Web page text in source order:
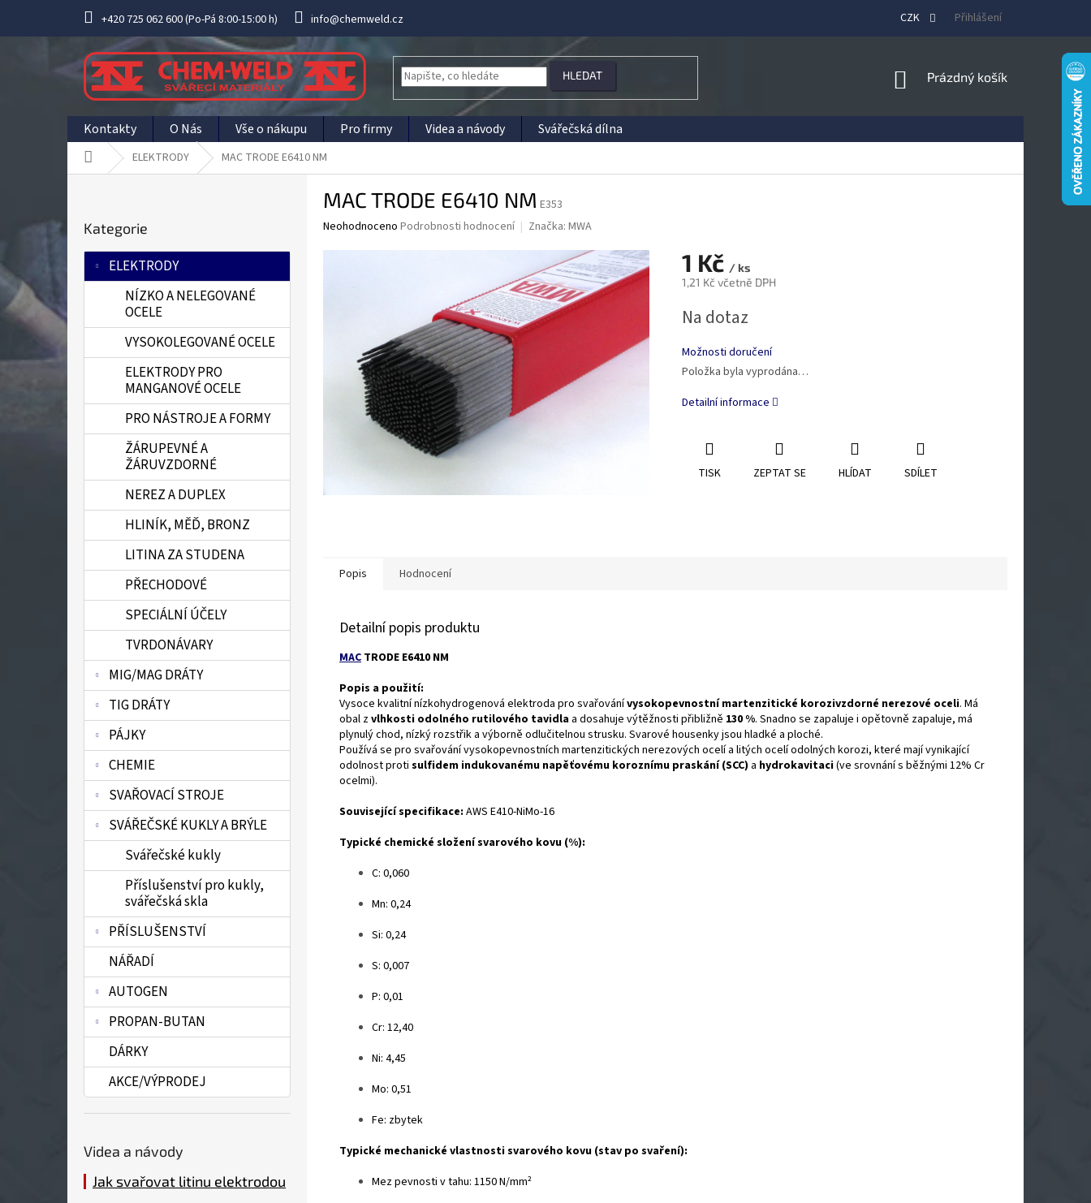
obsah
+420 725 062 600 (Po-Pá 8:00-15:00 h) info@chemweld.cz CZK Přihlášení
HLEDAT
NÁKUPNÍ
Prázdný košík
Kontakty O Nás Vše o nákupu Pro firmy Videa a návody Svářečská dílna
Domů ELEKTRODY MAC TRODE E6410 NM
t
í
kategorie
Kategorie
ELEKTRODY
NÍZKO A NELEGOVANÉ
OCELE
VYSOKOLEGOVANÉ OCELE
ELEKTRODY PRO
MANGANOVÉ OCELE
PRO NÁSTROJE A FORMY
ŽÁRUPEVNÉ A
ŽÁRUVZDORNÉ
NEREZ A DUPLEX
HLINÍK, MĚĎ, BRONZ
LITINA ZA STUDENA
PŘECHODOVÉ
SPECIÁLNÍ ÚČELY
TVRDONÁVARY
MIG/MAG DRÁTY
TIG DRÁTY
PÁJKY
CHEMIE
SVAŘOVACÍ STROJE
SVÁŘEČSKÉ KUKLY A BRÝLE
Svářečské kukly
Příslušenství pro kukly,
svářečská skla
PŘÍSLUŠENSTVÍ
NÁŘADÍ
AUTOGEN
PROPAN-BUTAN
DÁRKY
AKCE/VÝPRODEJ
Videa a návody
Jak svařovat litinu elektrodou
MAC TRODE E6410 NM E353
Průměrné
Neohodnoceno Podrobnosti hodnocení Značka: MWA
1 Kč / ks
1,21 Kč včetně DPH
cena:
Na dotaz
Možnosti doručení
Položka byla vyprodána…
Detailní informace
TISK ZEPTAT SE HLÍDAT SDÍLET
Popis Hodnocení
Detailní popis produktu
MAC TRODE E6410 NM
Popis a použití:
Vysoce kvalitní nízkohydrogenová elektroda pro svařovánívysokopevnostní martenzitické korozivzdorné nerezové oceli. Má
obal zvlhkosti odolného rutilového tavidla a dosahuje výtěžnosti přibližně 130 %. Snadno se zapaluje i opětovně zapaluje, má
plynulý chod, nízký rozstřik a výborně odlučitelnou strusku. Svarové housenky jsou hladké a ploché.
Používá se pro svařování vysokopevnostních martenzitických nerezových ocelí a litých ocelí odolných korozi, které mají vynikající
odolnost proti sulfidem indukovanému napěťovému koroznímu praskání (SCC) a hydrokavitaci(ve srovnání s běžnými 12% Cr
ocelmi).
Související specifikace: AWS E410-NiMo-16
Typické chemické složení svarového kovu (%):
C: 0,060
Mn: 0,24
Si: 0,24
S: 0,007
P: 0,01
Cr: 12,40
Ni: 4,45
Mo: 0,51
Fe: zbytek
Typické mechanické vlastnosti svarového kovu (stav po svaření):
Mez pevnosti v tahu: 1150 N/mm²